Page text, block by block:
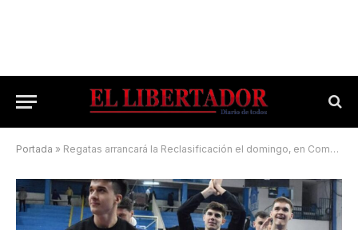
Portada » Regatas arrancará la Reclasificación el domingo, en Comodoro Rivadavia